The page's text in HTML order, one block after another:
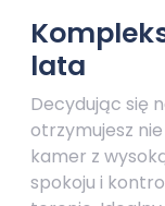
lata
Decydując się
otrzymujesz
kamer z
spokoju i